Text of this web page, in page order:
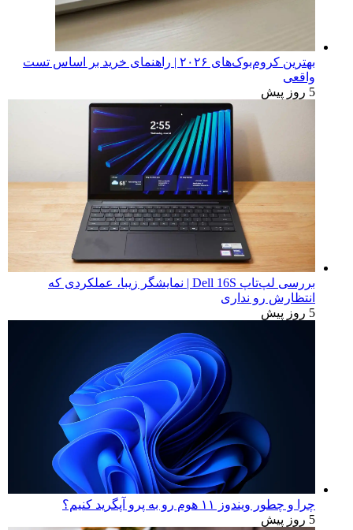
بهترین کروم‌بوک‌های ۲۰۲۶ | راهنمای خرید بر اساس تست
واقعی
5 روز پیش
بررسی لپ‌تاپ Dell 16S | نمایشگر زیبا، عملکردی که
انتظارش رو نداری
5 روز پیش
چرا و چطور ویندوز ۱۱ هوم رو به پرو آپگرید کنیم؟
5 روز پیش